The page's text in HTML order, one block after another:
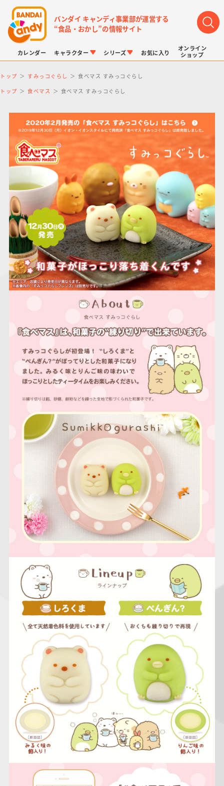
バンダイ キャンディ事業部が運営する
“食品・おかし”の情報サイト
カレンダー キャラクター
LINK TRAVELERS
仮面ライダーシリー
ズ
PROJECT R.E.D.・
スーパー戦隊シリー
プリキュアシリーズ
ガンダムシリーズ
ポケットモンスター
ドラゴンボール
アンパンマン
サンリオキャラクタ
ーズ
たま
シリーズ
チョコボックス
キャラパキ
つりグミ
チョコサプ
にふぉるめーしょん
＆スクエアシール
SMPシリーズ
ポケモンキッズ
ポケモンスケールワ
ールド
キャラデコ
ま
お気に入り
オンライン
ショップ
トップ すみっコぐらし 食べマス すみっコぐらし
トップ 食べマス 食べマス すみっコぐらし